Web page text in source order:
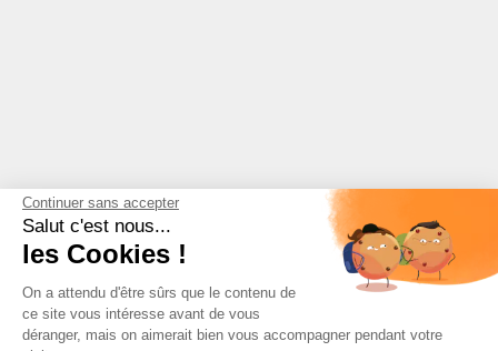
Continuer sans accepter
Salut c'est nous...
les Cookies !
On a attendu d'être sûrs que le contenu de
ce site vous intéresse avant de vous
déranger, mais on aimerait bien vous accompagner pendant votre